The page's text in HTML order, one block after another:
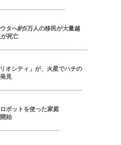
タへ約5万人の移民が大量越
死亡
オシティ」が、火星でハチの
見
ボットを使った家庭
始